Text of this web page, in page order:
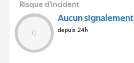
Risque d'incident
0
Aucun signalement
depuis 24h